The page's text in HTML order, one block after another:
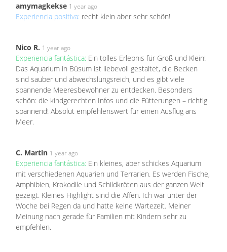
amymagkekse 1 year ago
Experiencia positiva: recht klein aber sehr schön!
Nico R. 1 year ago
Experiencia fantástica: Ein tolles Erlebnis für Groß und Klein!
Das Aquarium in Büsum ist liebevoll gestaltet, die Becken
sind sauber und abwechslungsreich, und es gibt viele
spannende Meeresbewohner zu entdecken. Besonders
schön: die kindgerechten Infos und die Fütterungen – richtig
spannend! Absolut empfehlenswert für einen Ausflug ans
Meer.
C. Martin 1 year ago
Experiencia fantástica: Ein kleines, aber schickes Aquarium
mit verschiedenen Aquarien und Terrarien. Es werden Fische,
Amphibien, Krokodile und Schildkröten aus der ganzen Welt
gezeigt. Kleines Highlight sind die Affen. Ich war unter der
Woche bei Regen da und hatte keine Wartezeit. Meiner
Meinung nach gerade für Familien mit Kindern sehr zu
empfehlen.